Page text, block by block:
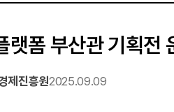
폼 부산관 기획전
제진흥원2025.09.09